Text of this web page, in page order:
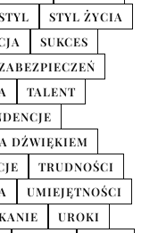
STYL ŻYCIA
SUKCES
TALENT
DŹWIĘKIEM
TRUDNOŚCI
UMIEJĘTNOŚCI
UROKI